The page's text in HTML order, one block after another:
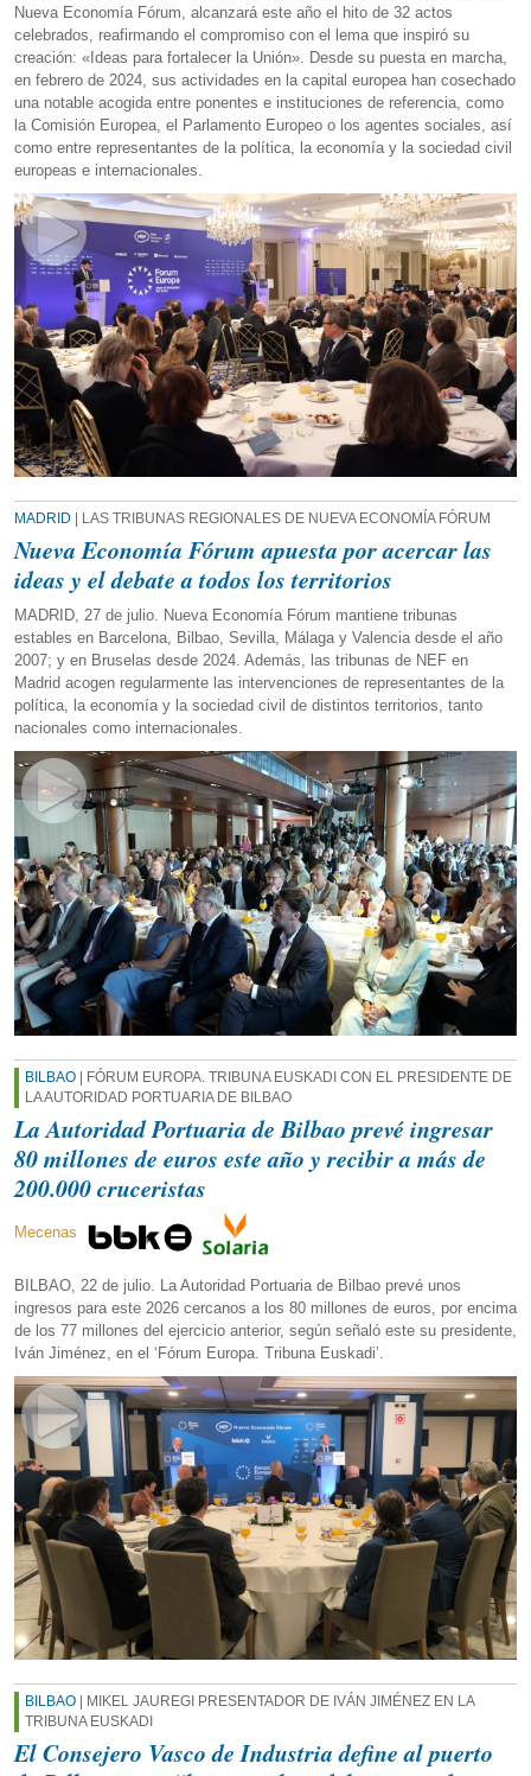
Nueva Economía Fórum, alcanzará este año el hito de 32 actos
celebrados, reafirmando el compromiso con el lema que inspiró su
creación: «Ideas para fortalecer la Unión». Desde su puesta en marcha,
en febrero de 2024, sus actividades en la capital europea han cosechado
una notable acogida entre ponentes e instituciones de referencia, como
la Comisión Europea, el Parlamento Europeo o los agentes sociales, así
como entre representantes de la política, la economía y la sociedad civil
europeas e internacionales.
MADRID | LAS TRIBUNAS REGIONALES DE NUEVA ECONOMÍA FÓRUM
Nueva Economía Fórum apuesta por acercar las
ideas y el debate a todos los territorios
MADRID, 27 de julio. Nueva Economía Fórum mantiene tribunas
estables en Barcelona, Bilbao, Sevilla, Málaga y Valencia desde el año
2007; y en Bruselas desde 2024. Además, las tribunas de NEF en
Madrid acogen regularmente las intervenciones de representantes de la
política, la economía y la sociedad civil de distintos territorios, tanto
nacionales como internacionales.
BILBAO | FÓRUM EUROPA. TRIBUNA EUSKADI CON EL PRESIDENTE DE
LA AUTORIDAD PORTUARIA DE BILBAO
La Autoridad Portuaria de Bilbao prevé ingresar
80 millones de euros este año y recibir a más de
200.000 cruceristas
Mecenas
BILBAO, 22 de julio. La Autoridad Portuaria de Bilbao prevé unos
ingresos para este 2026 cercanos a los 80 millones de euros, por encima
de los 77 millones del ejercicio anterior, según señaló este su presidente,
Iván Jiménez, en el ‘Fórum Europa. Tribuna Euskadi’.
BILBAO | MIKEL JAUREGI PRESENTADOR DE IVÁN JIMÉNEZ EN LA
TRIBUNA EUSKADI
El Consejero Vasco de Industria define al puerto